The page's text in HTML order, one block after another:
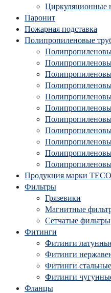
Циркуляционные
Паронит
Пожарная подставка
Полипропиленовые
Продукция марки
Фильтры
Грязевики
Магнитные
Сетчатые фильтры
Фитинги
Фитинги
Фитинги
Фитинги стальные
Фитинги
Фланцы